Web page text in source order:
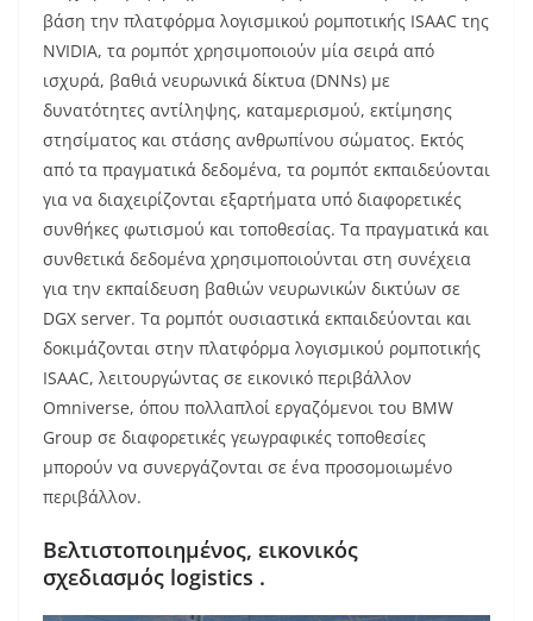
βάση την πλατφόρμα λογισμικού ρομποτικής ISAAC της
NVIDIA, τα ρομπότ χρησιμοποιούν μία σειρά από
ισχυρά, βαθιά νευρωνικά δίκτυα (DNNs) με
δυνατότητες αντίληψης, καταμερισμού, εκτίμησης
στησίματος και στάσης ανθρωπίνου σώματος. Εκτός
από τα πραγματικά δεδομένα, τα ρομπότ εκπαιδεύονται
για να διαχειρίζονται εξαρτήματα υπό διαφορετικές
συνθήκες φωτισμού και τοποθεσίας. Τα πραγματικά και
συνθετικά δεδομένα χρησιμοποιούνται στη συνέχεια
για την εκπαίδευση βαθιών νευρωνικών δικτύων σε
DGX server. Τα ρομπότ ουσιαστικά εκπαιδεύονται και
δοκιμάζονται στην πλατφόρμα λογισμικού ρομποτικής
ISAAC, λειτουργώντας σε εικονικό περιβάλλον
Omniverse, όπου πολλαπλοί εργαζόμενοι του BMW
Group σε διαφορετικές γεωγραφικές τοποθεσίες
μπορούν να συνεργάζονται σε ένα προσομοιωμένο
περιβάλλον.
Βελτιστοποιημένος, εικονικός
σχεδιασμός logistics .